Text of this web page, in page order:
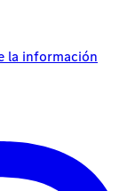
la información